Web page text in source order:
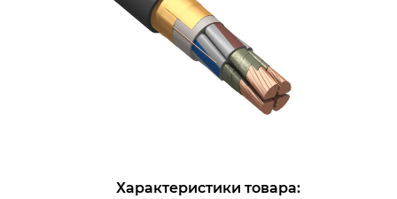
Характеристики товара: